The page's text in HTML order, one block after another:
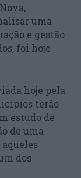
uma
e gestão
foi hoje
hoje pela
terão
estudo de
de uma
dos